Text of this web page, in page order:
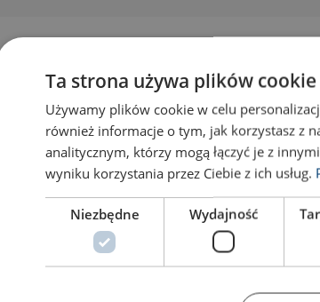
2 1/2 0,27
5/8
6,5 1,43
Ta strona używa plików cookie
Używamy plików cookie w celu
również informacje o tym, jak korzystasz z
analitycznym, którzy mogą łączyć je z
wyniku korzystania przez Ciebie z ich usług.
Niezbędne Wydajność